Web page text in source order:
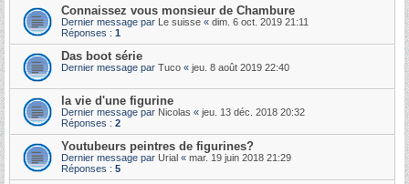
Connaissez vous monsieur de Chambure
Dernier message par Le suisse « dim. 6 oct. 2019 21:11
Réponses : 1
Das boot série
Dernier message par Tuco « jeu. 8 août 2019 22:40
la vie d'une figurine
Dernier message par Nicolas « jeu. 13 déc. 2018 20:32
Réponses : 2
Youtubeurs peintres de figurines?
Dernier message par Urial « mar. 19 juin 2018 21:29
Réponses : 5